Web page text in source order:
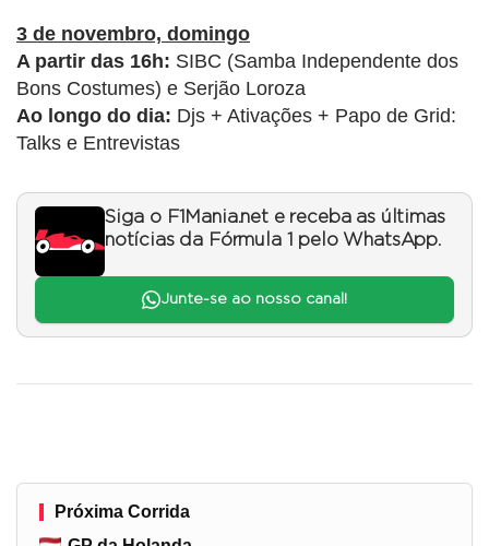
3 de novembro, domingo
A partir das 16h: SIBC (Samba Independente dos
Bons Costumes) e Serjão Loroza
Ao longo do dia: Djs + Ativações + Papo de Grid:
Talks e Entrevistas
Siga o F1Mania.net e receba as últimas
notícias da Fórmula 1 pelo WhatsApp.
Junte-se ao nosso canal!
Próxima Corrida